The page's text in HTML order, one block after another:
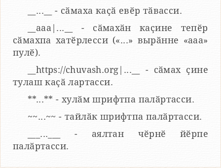
__...__ - сӑмаха каҫӑ евӗр тӑвасси.
__aaa|...__ - сӑмахӑн каҫине тепӗр
сӑмахпа хатӗрлесси («...» вырӑнне «ааа»
пулӗ).
__https://chuvash.org|...__ - сӑмах ҫине
тулаш каҫӑ лартасси.
**...** - хулӑм шрифтпа палӑртасси.
~~...~~ - тайлӑк шрифтпа палӑртасси.
___...___ - аялтан чӗрнӗ йӗрпе
палӑртасси.